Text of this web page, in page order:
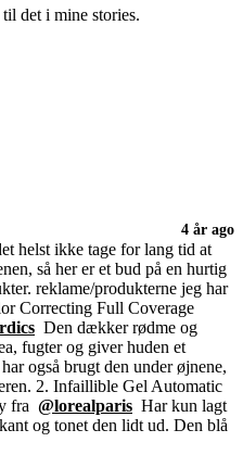
det i mine stories.
4 år ago
helst ikke tage for lang tid at
så her er et bud på en hurtig
reklame/produkterne jeg har
Correcting Full Coverage
Den dækker rødme og
fugter og giver huden et
også brugt den under øjnene,
2. Infaillible Gel Automatic
fra @lorealparis Har kun lagt
og tonet den lidt ud. Den blå